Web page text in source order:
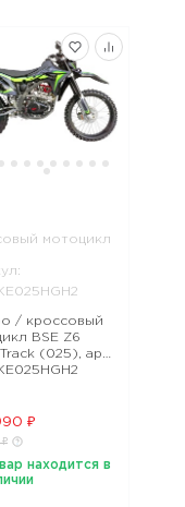
мотоцикл
/ кроссовый
BSE Z6
(025), арт.
₽
₽
находится в